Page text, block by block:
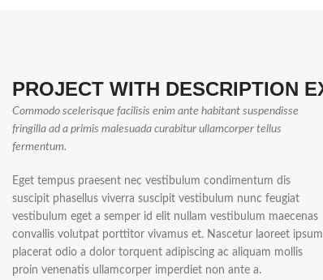
PROJECT WITH DESCRIPTION
Commodo scelerisque facilisis enim ante habitant suspendisse
fringilla ad a primis malesuada curabitur ullamcorper tellus
fermentum.
Eget tempus praesent nec vestibulum condimentum dis
suscipit phasellus viverra suscipit vestibulum nunc feugiat
vestibulum eget a semper id elit nullam vestibulum maecenas
convallis volutpat porttitor vivamus et. Nascetur laoreet ipsum
placerat odio a dolor torquent adipiscing ac aliquam mollis
proin venenatis ullamcorper imperdiet non ante a.